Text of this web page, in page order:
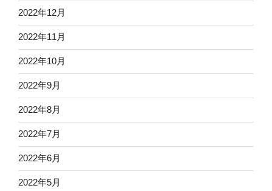
2022年12月
2022年11月
2022年10月
2022年9月
2022年8月
2022年7月
2022年6月
2022年5月